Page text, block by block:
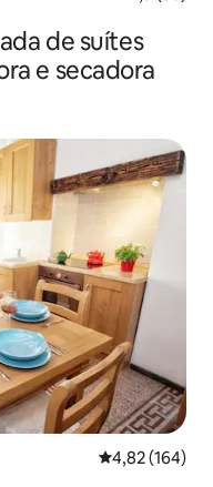
de suítes
e secadora
4,82 de uma
4,82 (164)